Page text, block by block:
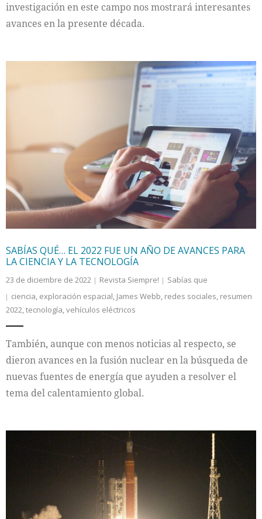
investigación en este campo nos mostrará interesantes
avances en la presente década.
SABÍAS QUÉ… EL 2022 FUE UN AÑO DE AVANCES PARA
LA CIENCIA Y LA TECNOLOGÍA
23 de diciembre de 2022 Revista Siempre!
Sabías que
ciencia, exploración espacial, James Webb, redes sociales, resumen
2022,tecnología,vehículos eléctricos
También, aunque con menos noticias al respecto, se
dieron avances en la fusión nuclear en la búsqueda de
nuevas fuentes de energía que ayuden a resolver el
tema del calentamiento global.